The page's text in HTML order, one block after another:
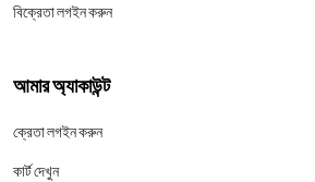
বিক্রেতা লগইন করুন
আমার অ্যাকাউন্ট
ক্রেতা লগইন করুন
কার্ট দেখুন